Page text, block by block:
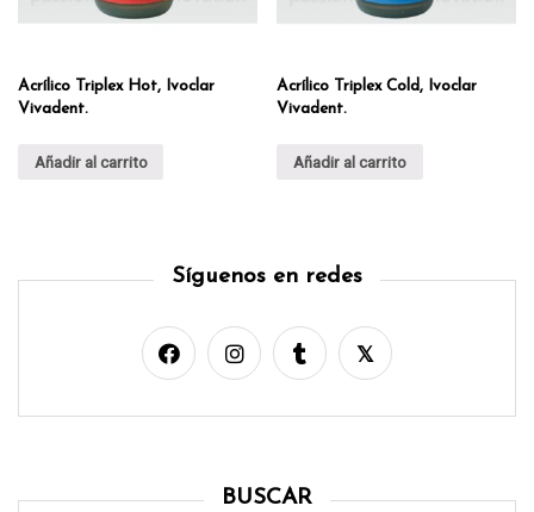
Acrílico Triplex Hot, Ivoclar
Vivadent.
Añadir al carrito
Acrílico Triplex Cold, Ivoclar
Vivadent.
Añadir al carrito
Síguenos en redes
BUSCAR